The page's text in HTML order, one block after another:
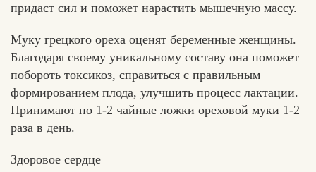
придаст сил и поможет нарастить мышечную массу.
Муку грецкого ореха оценят беременные женщины.
Благодаря своему уникальному составу она поможет
побороть токсикоз, справиться с правильным
формированием плода, улучшить процесс лактации.
Принимают по 1-2 чайные ложки ореховой муки 1-2
раза в день.
Здоровое сердце